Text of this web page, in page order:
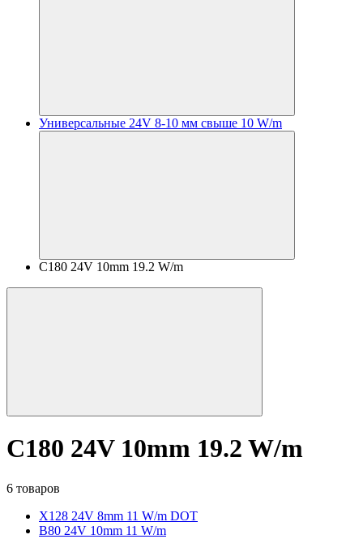
Универсальные 24V 8-10 мм свыше 10 W/m
C180 24V 10mm 19.2 W/m
C180 24V 10mm 19.2 W/m
6 товаров
X128 24V 8mm 11 W/m DOT
B80 24V 10mm 11 W/m